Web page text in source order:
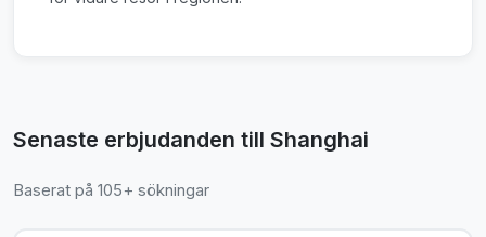
Senaste erbjudanden till Shanghai
Baserat på 105+ sökningar